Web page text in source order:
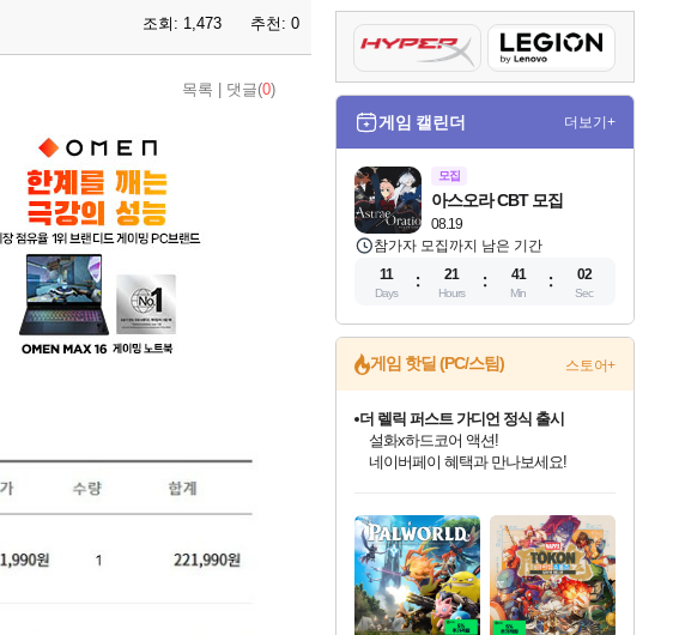
조회: 1,473 추천: 0
목록 댓글(0)
게임 캘린더 더보기+
모집
08.19
아스오라 CBT 모집
참가자 모집까지 남은 기간
11
Days
21
Hours
41
Min
01
Sec
게임 핫딜 (PC/스팀) 스토어+
최대 90% 할인가를 만나보세요!
네이버혜택과 함께 만나보세요!
50%할인&추가 적립까지!
네이버 포인트 혜택까지!
이니&베니 혜택까지!
네이버 혜택가와 함께 예약하세요!
할인&네이버혜택으로 만나보세요!
더 렐릭 퍼스트 가디언 정식 출시
설화x하드코어 액션!
네이버페이 혜택과 만나보세요!
40주년 프로모션으로 만나보세요!
할인가에 만나보세요!
일부 에디션 상시 할인!
혜택으로 예약 판매 중
편안하게 충전하세요